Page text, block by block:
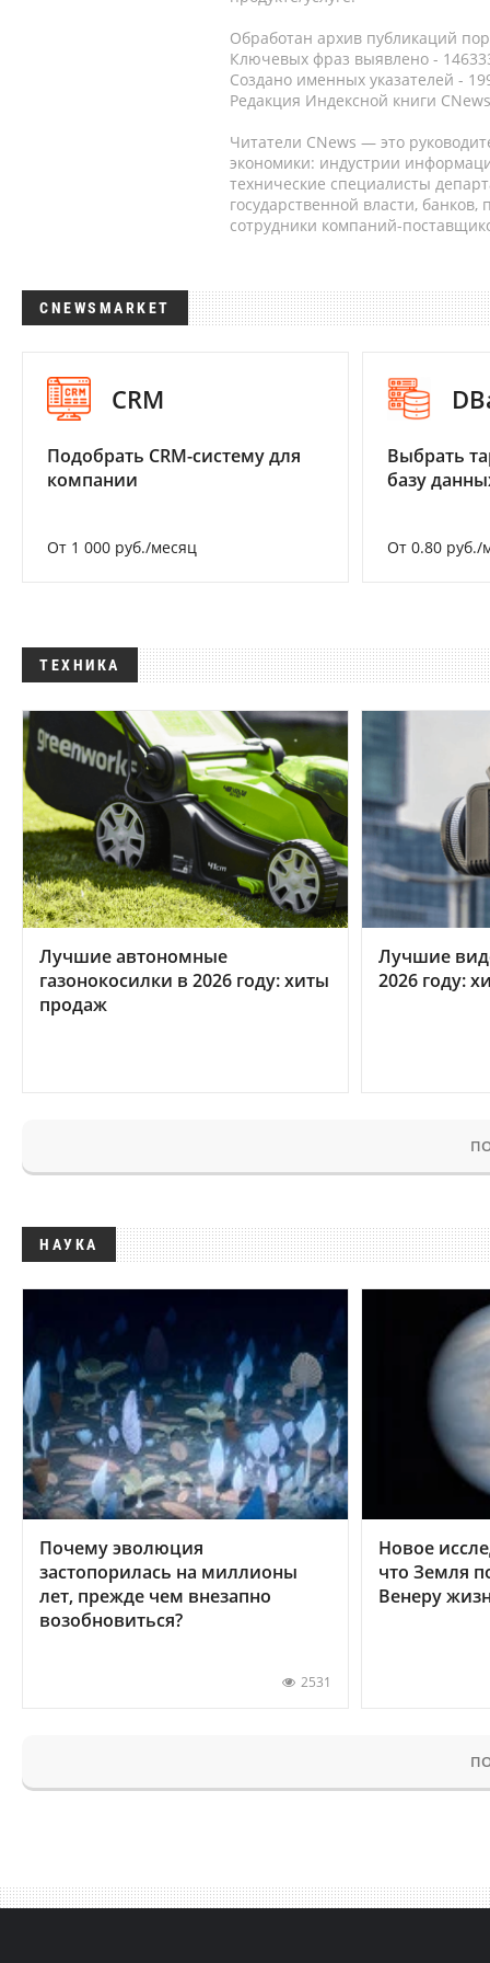
Обработан архив публикаций
Ключевых фраз выявлено -
Создано именных указателей -
Редакция Индексной книги
Читатели CNews — это
экономики: индустрии
технические специалисты
государственной власти,
сотрудники компаний-
CNEWSMARKET
CRM
Подобрать CRM-систему для
компании
От 1 000 руб./месяц
Выбрать
базу
От 0.80 руб./
ТЕХНИКА
Лучшие автономные
газонокосилки в 2026 году: хиты
продаж
Лучшие
2026 году:
НАУКА
Почему эволюция
застопорилась на миллионы
лет, прежде чем внезапно
возобновиться?
2531
Новое
что Земля
Венеру